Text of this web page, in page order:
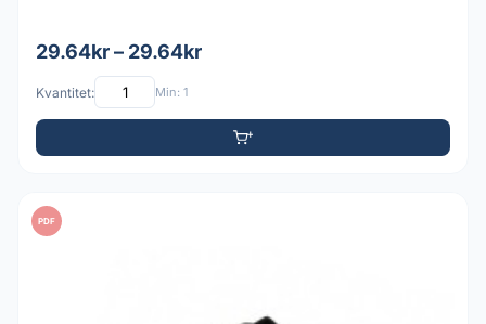
29.64kr – 29.64kr
Kvantitet: Min: 1
PDF